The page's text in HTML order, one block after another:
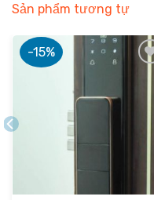
Sản phẩm tương tự
-15%